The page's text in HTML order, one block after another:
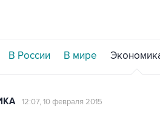
В России В мире
12:07, 10 февраля 2015